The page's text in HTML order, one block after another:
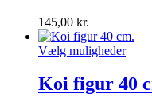
145,00 kr.
Vælg muligheder
Koi figur 40